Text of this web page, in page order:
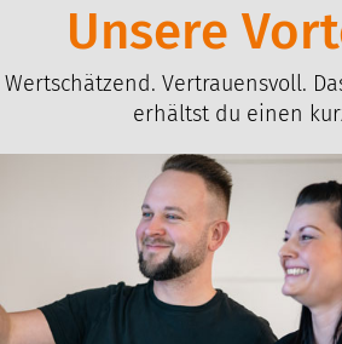
Unsere
Wertschätzend. Vertrauensvoll.
erhältst du einen